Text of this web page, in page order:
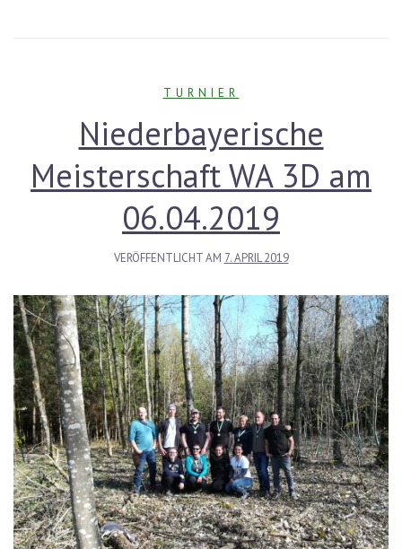
TURNIER
Niederbayerische
Meisterschaft WA 3D am
06.04.2019
VERÖFFENTLICHT AM 7. APRIL 2019